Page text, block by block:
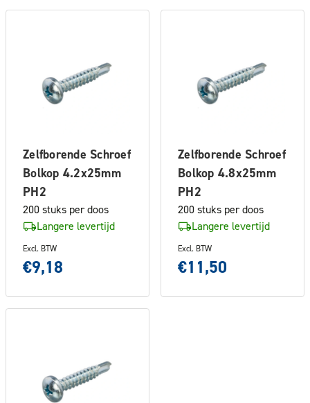
Zelfborende Schroef
Bolkop 4.2x25mm
PH2
200 stuks per doos
Langere levertijd
Excl. BTW
€9,18
Zelfborende Schroef
Bolkop 4.8x25mm
PH2
200 stuks per doos
Langere levertijd
Excl. BTW
€11,50